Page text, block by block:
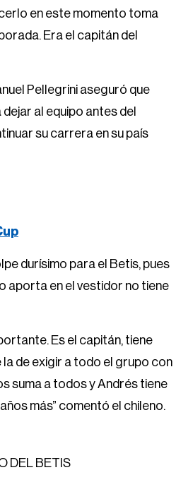
en este momento toma
Era el capitán del
Pellegrini aseguró que
dejar al equipo antes del
su carrera en su país
durísimo para el Betis, pues
aporta en el vestidor no tiene
Es el capitán, tiene
de exigir a todo el grupo con
suma a todos y Andrés tiene
más” comentó el chileno.
DEL BETIS